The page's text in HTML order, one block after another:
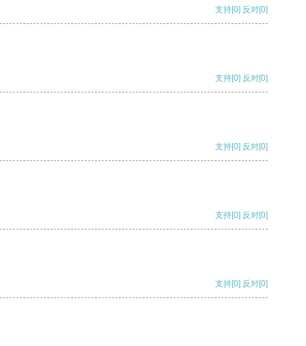
支持[0] 反对[0]
支持[0] 反对[0]
支持[0] 反对[0]
支持[0] 反对[0]
支持[0] 反对[0]